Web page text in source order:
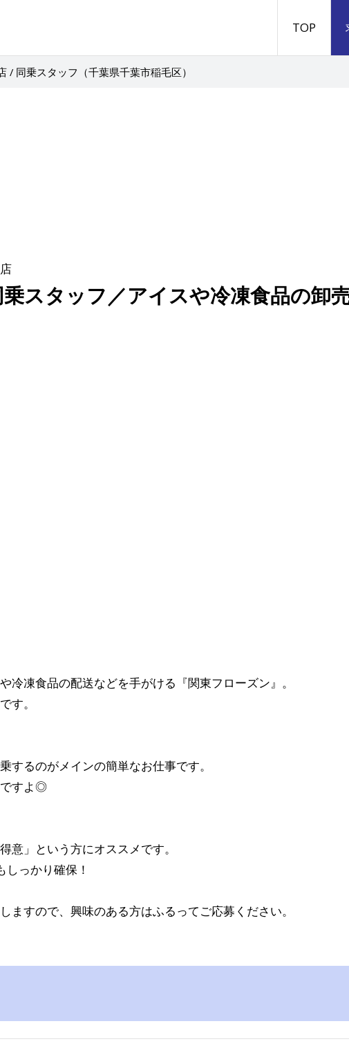
TOP
同乗スタッフ（千葉県千葉市稲毛区）
スタッフ／アイスや冷凍食品の卸
冷凍食品の配送などを手がける『関東フローズン』。
す。
するのがメインの簡単なお仕事です。
ですよ◎
意」という方にオススメです。
っかり確保！
ますので、興味のある方はふるってご応募ください。